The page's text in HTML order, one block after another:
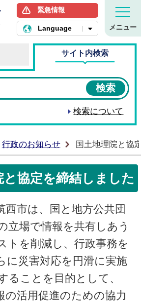
筑西市ホームページ
緊急情報
Language メニュー
サイト内検索
検索について
行政のお知らせ 国土地理院と協
と協定を締結しました
西市は、国と地方公共団
立場で情報を共有しあう
トを削減し、行政事務を
に災害対応を円滑に実施
ることを目的として、
の活用促進のための協力